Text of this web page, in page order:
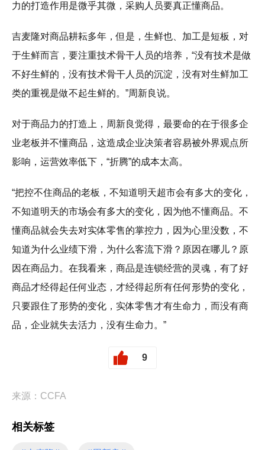
力的打造作用是微乎其微，采购人员要真正懂商品。
吉麦隆对商品耕耘多年，但是，生鲜也、加工是短板，对
于生鲜而言，要注重技术骨干人员的培养，“没有技术是做
不好生鲜的，没有技术骨干人员的沉淀，没有对生鲜加工
类的重视是做不起生鲜的。”周新良说。
对于商品力的打造上，周新良觉得，最要命的在于很多企
业老板并不懂商品，这造成企业决策者容易被外界观点所
影响，运营效率低下，“折腾”的成本太高。
“把控不住商品的老板，不知道明天超市会有多大的变化，
不知道明天的市场会有多大的变化，因为他不懂商品。不
懂商品就会失去对实体零售的掌控力，因为心里没数，不
知道为什么业绩下滑，为什么客流下滑？原因在哪儿？原
因在商品力。在我看来，商品是连锁经营的灵魂，有了好
商品才经得起任何业态，才经得起所有任何形势的变化，
只要跟住了形势的变化，实体零售才有生命力，而没有商
品，企业就失去活力，没有生命力。”
9
来源：CCFA
相关标签